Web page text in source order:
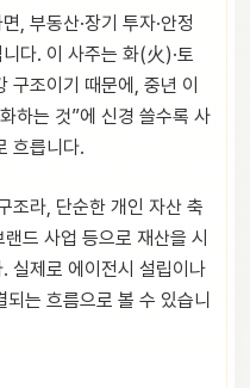
, 부동산·장기 투자·안정
다. 이 사주는 화(火)·토
조이기 때문에, 중년 이
하는 것”에 신경 쓸수록 사
흐릅니다.
조라, 단순한 개인 자산 축
드 사업 등으로 재산을 시
실제로 에이전시 설립이나
는 흐름으로 볼 수 있습니